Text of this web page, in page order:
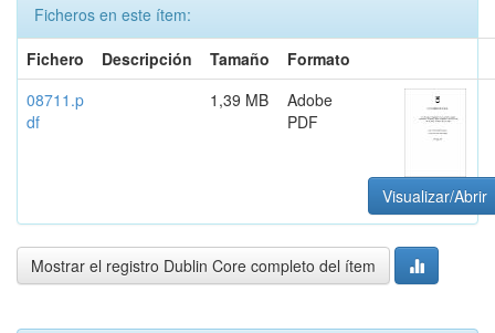
Ficheros en este ítem:
Fichero
Descripción Tamaño
Formato
08711.p
df
1,39 MB
Adobe
PDF
Visualizar/Abrir
Mostrar el registro Dublin Core completo del ítem